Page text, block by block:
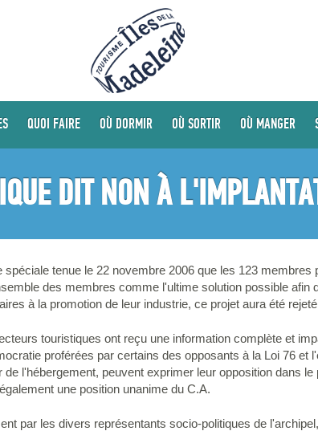
QUOI FAIRE OÙ DORMIR OÙ SORTIR OÙ MANGER
DIT NON À
tenue le 22 novembre 2006 que les 123 membres
des membres comme l'ultime solution possible afin
à la promotion de leur industrie, ce projet aura été
touristiques ont reçu une information complète et
proférées par certains des opposants à la Loi 76 et
l'hébergement, peuvent exprimer leur opposition dans
une position unanime du C.A.
par les divers représentants socio-politiques de